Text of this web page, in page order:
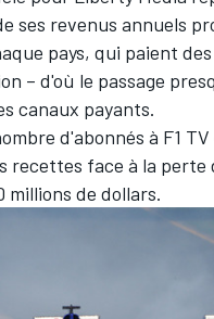
ses revenus annuels
pays, qui paient
– d'où le passage
canaux payants.
d'abonnés à F1
recettes face à la
de dollars.